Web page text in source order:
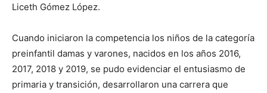
Liceth Gómez López.
Cuando iniciaron la competencia los niños de la categoría
preinfantil damas y varones, nacidos en los años 2016,
2017, 2018 y 2019, se pudo evidenciar el entusiasmo de
primaria y transición, desarrollaron una carrera que